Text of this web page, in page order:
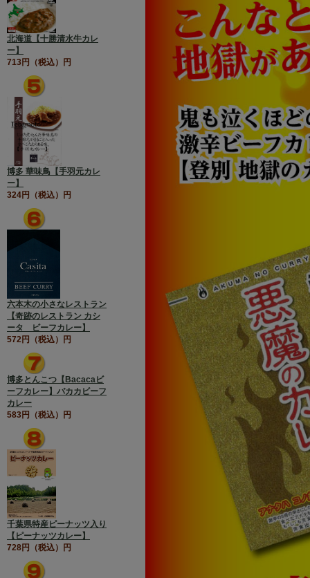
北海道【十勝清水牛カレ
ー】
713円（税込）円
博多 華味鳥【手羽元カレ
ー】
324円（税込）円
六本木の小さなレストラン
【奇跡のレストラン カシ
ータ ビーフカレー】
572円（税込）円
博多とんこつ【Bacacaビ
ーフカレー】バカカビーフ
カレー
583円（税込）円
千葉県特産ピーナッツ入り
【ピーナッツカレー】
728円（税込）円